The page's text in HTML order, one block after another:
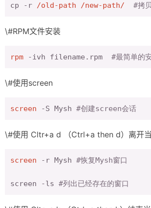
cp -r /old-path /new-path/ #拷
\#RPM文件安装
rpm -ivh filename.rpm #最简单的
\#使用screen
screen -S Mysh #创建screen会话
\#使用 Cltr+a d （Ctrl+a then d）离开
screen -r Mysh #恢复Mysh窗口
screen -ls #列出已经存在的窗口